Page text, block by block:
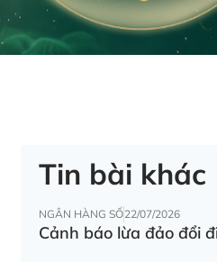
Tin bài khác
NGÂN HÀNG SỐ22/07/2026
Cảnh báo lừa đảo đổi